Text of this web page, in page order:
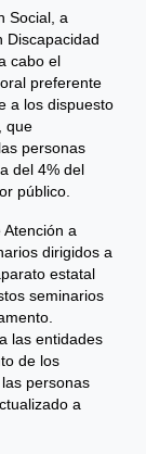
Social, a
Discapacidad
cabo el
preferente
a los dispuesto
que
personas
del 4% del
público.
a
dirigidos a
estatal
seminarios
las entidades
de los
personas
a